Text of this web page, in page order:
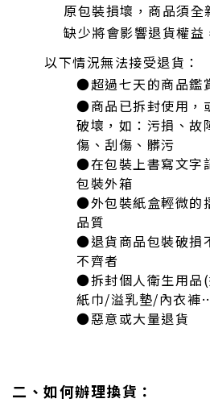
原包裝損壞，商品須
缺少將會影響退貨權益
以下情況無法接受退貨：
●超過七天的商品鑑
●商品已拆封使用，
破壞，如：污損、故
傷、刮傷、髒污
●在包裝上書寫文字
包裝外箱
●外包裝紙盒輕微的
品質
●退貨商品包裝破損
不齊者
●拆封個人衛生用
紙巾/溢乳墊/內衣褲
●惡意或大量退貨
二、如何辦理換貨：